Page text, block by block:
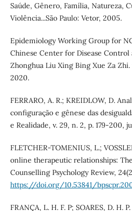
Saúde, Gênero, Família, Natureza,
Violência...São Paulo: Vetor, 2005.
Epidemiology Working Group for
Chinese Center for Disease Control
Zhonghua Liu Xing Bing Xue Za Zhi.
2020.
FERRARO, A. R.; KREIDLOW, D.
configuração e gênese das
e Realidade, v. 29, n. 2, p. 179-200,
FLETCHER-TOMENIUS, L.;
online therapeutic relationships:
Counselling Psychology Review,
https://doi.org/10.53841/
FRANÇA, L. H. F. P; SOARES, D. H.